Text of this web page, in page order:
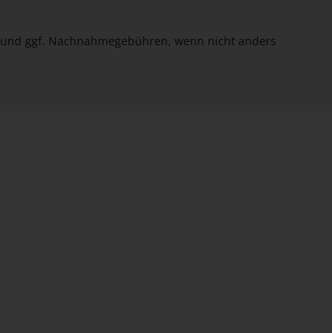
und ggf. Nachnahmegebühren, wenn nicht anders